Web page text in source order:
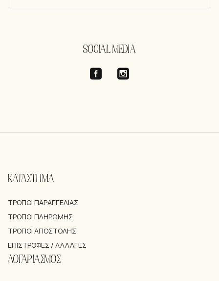
SOCIAL MEDIA
ΚΑΤΑΣΤΗΜΑ
ΤΡΌΠΟΙ ΠΑΡΑΓΓΕΛΊΑΣ
ΤΡΌΠΟΙ ΠΛΗΡΩΜΉΣ
ΤΡΌΠΟΙ ΑΠΟΣΤΟΛΉΣ
ΕΠΙΣΤΡΟΦΈΣ / ΑΛΛΑΓΈΣ
ΛΟΓΑΡΙΑΣΜΟΣ